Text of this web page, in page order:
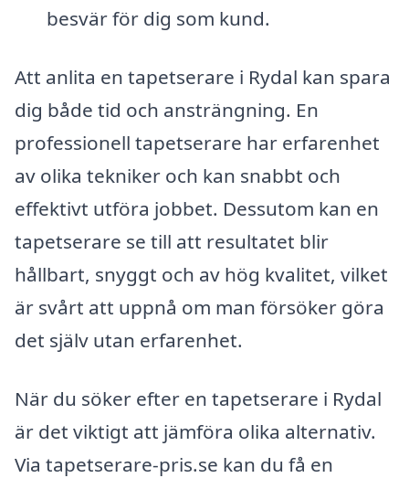
besvär för dig som kund.
Att anlita en tapetserare i Rydal kan spara
dig både tid och ansträngning. En
professionell tapetserare har erfarenhet
av olika tekniker och kan snabbt och
effektivt utföra jobbet. Dessutom kan en
tapetserare se till att resultatet blir
hållbart, snyggt och av hög kvalitet, vilket
är svårt att uppnå om man försöker göra
det själv utan erfarenhet.
När du söker efter en tapetserare i Rydal
är det viktigt att jämföra olika alternativ.
Via tapetserare-pris.se kan du få en